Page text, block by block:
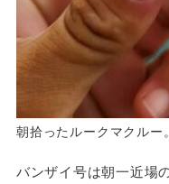
朝拾ったルークマクルー
バンザイ号は朝一近場